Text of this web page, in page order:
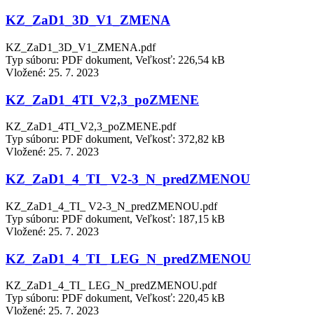
KZ_ZaD1_3D_V1_ZMENA
KZ_ZaD1_3D_V1_ZMENA.pdf
Typ súboru: PDF dokument, Veľkosť: 226,54 kB
Vložené: 25. 7. 2023
KZ_ZaD1_4TI_V2,3_poZMENE
KZ_ZaD1_4TI_V2,3_poZMENE.pdf
Typ súboru: PDF dokument, Veľkosť: 372,82 kB
Vložené: 25. 7. 2023
KZ_ZaD1_4_TI_ V2-3_N_predZMENOU
KZ_ZaD1_4_TI_ V2-3_N_predZMENOU.pdf
Typ súboru: PDF dokument, Veľkosť: 187,15 kB
Vložené: 25. 7. 2023
KZ_ZaD1_4_TI_ LEG_N_predZMENOU
KZ_ZaD1_4_TI_ LEG_N_predZMENOU.pdf
Typ súboru: PDF dokument, Veľkosť: 220,45 kB
Vložené: 25. 7. 2023